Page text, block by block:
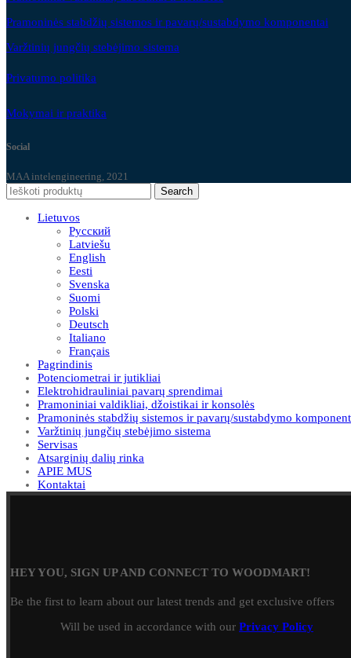
Pramoninės stabdžių sistemos ir pavarų/sustabdymo komponentai
Varžtinių jungčių stebėjimo sistema
Privatumo politika
Mokymai ir praktika
Social
MAA intelengineering, 2021
Search
Lietuvos
Русский
Latviešu
English
Eesti
Svenska
Suomi
Polski
Deutsch
Italiano
Français
Pagrindinis
Potenciometrai ir jutikliai
Elektrohidrauliniai pavarų sprendimai
Pramoniniai valdikliai, džoistikai ir konsolės
Pramoninės stabdžių sistemos ir pavarų/sustabdymo
Varžtinių jungčių stebėjimo sistema
Servisas
Atsarginių dalių rinka
APIE MUS
Kontaktai
HEY YOU, SIGN UP AND CONNECT TO WOODMART!
Be the first to learn about our latest trends and get exclusive offers
Will be used in accordance with our Privacy Policy